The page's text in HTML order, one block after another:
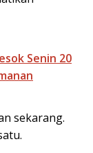
Senin 20
sekarang.